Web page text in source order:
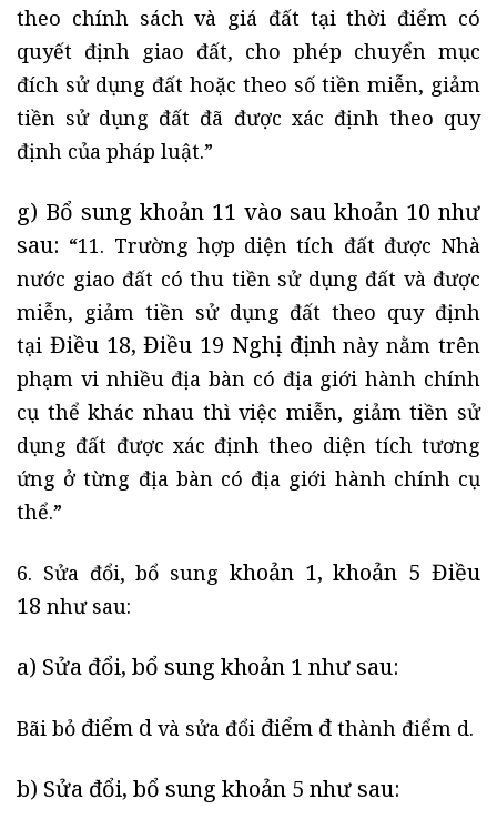
theo chính sách và giá đất tại thời điểm có
quyết định giao đất, cho phép chuyển mục
đích sử dụng đất hoặc theo số tiền miễn, giảm
tiền sử dụng đất đã được xác định theo quy
định của pháp luật.”
g) Bổ sung khoản 11 vào sau khoản 10 như
sau: “11. Trường hợp diện tích đất được Nhà
nước giao đất có thu tiền sử dụng đất và được
miễn, giảm tiền sử dụng đất theo quy định
tại Điều 18, Điều 19 Nghị địnhnày nằm trên
phạm vi nhiều địa bàn có địa giới hành chính
cụ thể khác nhau thì việc miễn, giảm tiền sử
dụng đất được xác định theo diện tích tương
ứng ở từng địa bàn có địa giới hành chính cụ
thể.”
6. Sửa đổi, bổ sung khoản 1, khoản 5 Điều
18 như sau:
a) Sửa đổi, bổ sung khoản 1 như sau:
Bãi bỏ điểm d và sửa đổi điểm đ thành điểm d.
b) Sửa đổi, bổ sung khoản 5 như sau: